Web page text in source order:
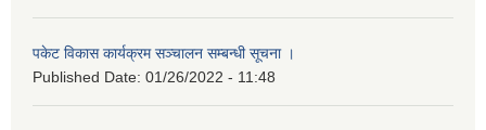
पकेट विकास कार्यक्रम सञ्चालन सम्बन्धी सूचना ।
Published Date: 01/26/2022 - 11:48